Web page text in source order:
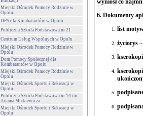
Miejski Ośrodek Pomocy Rodzinie w
Opolu
DPS dla Kombatantów w Opolu
Publiczna Szkoła Podstawowa nr 21
Centrum Usług Wspólnych w Opolu
Miejski Ośrodek Pomocy Rodzinie w
Opolu
Dom Pomocy Społecznej dla
Kombatantów w Opolu
Miejski Ośrodek Pomocy Rodzinie w
Opolu
Miejski Ośrodek Sportu i Rekreacji w
Opolu
Publiczna Szkoła Podstawowa nr 14 im.
Adama Mickiewicza
Miejski Ośrodek Sportu i Rekreacji w
Opolu
6. Dokumenty
list
życiorys